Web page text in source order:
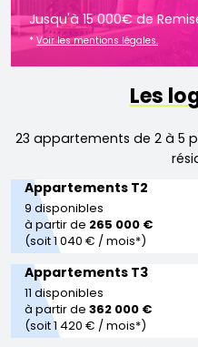
Jusqu'à 15 000€ de
*Voir les mentions légales.
Les
23 appartements de 2 à 5
Appartements T2
9 disponibles
à partir de 265 000 €
(soit 1 040 € / mois*)
Appartements T3
11 disponibles
à partir de362 000 €
(soit 1 420 € / mois*)